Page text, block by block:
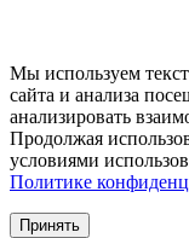
Мы используем
сайта и анализа
анализировать
Продолжая
условиями
Политике
Принять